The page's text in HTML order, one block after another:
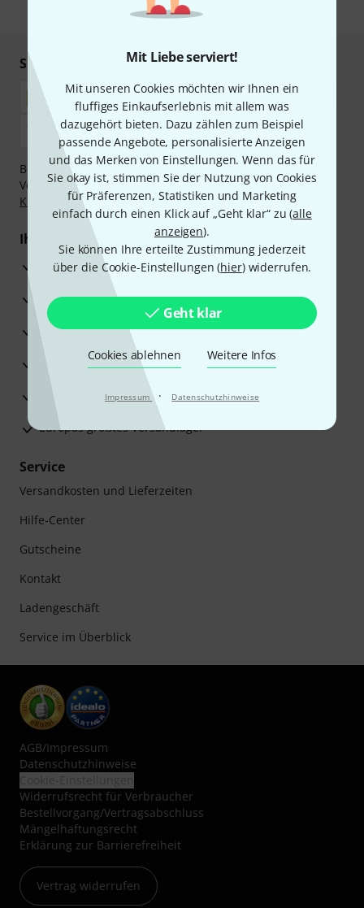
Mit Liebe serviert!
Mit unseren Cookies möchten wir Ihnen ein
fluffiges Einkaufserlebnis mit allem was
dazugehört bieten. Dazu zählen zum Beispiel
passende Angebote, personalisierte Anzeigen
und das Merken von Einstellungen. Wenn das für
Sie okay ist, stimmen Sie der Nutzung von Cookies
für Präferenzen, Statistiken und Marketing
einfach durch einen Klick auf „Geht klar“ zu (alle
anzeigen).
Sie können Ihre erteilte Zustimmung jederzeit
über die Cookie-Einstellungen (hier) widerrufen.
Geht klar
Cookies ablehnen Weitere Infos
Impressum · Datenschutzhinweise
* Pflichtfeld
Sicher einkaufen & bezahlen
Bezahlen Sie vertraulich und sicher per Nachnahme,
Vorkasse, PayPal, Amazon Pay,Klarna Sofort bezahlen,
Klarna Ratenzahlungoder Kreditkarte.
Ihre Vorteile
3 Jahre Thomann Garantie
30 Tage Money-Back-Garantie
Reparaturservice
Beratung durch Fachexperten
Zufriedenheitsgarantie
Europas größtes Versandlager
Service
Versandkosten und Lieferzeiten
Hilfe-Center
Gutscheine
Kontakt
Ladengeschäft
Service im Überblick
AGB/Impressum
Datenschutzhinweise
Widerrufsrecht für Verbraucher
Bestellvorgang/Vertragsabschluss
Mängelhaftungsrecht
Erklärung zur Barrierefreiheit
Vertrag widerrufen